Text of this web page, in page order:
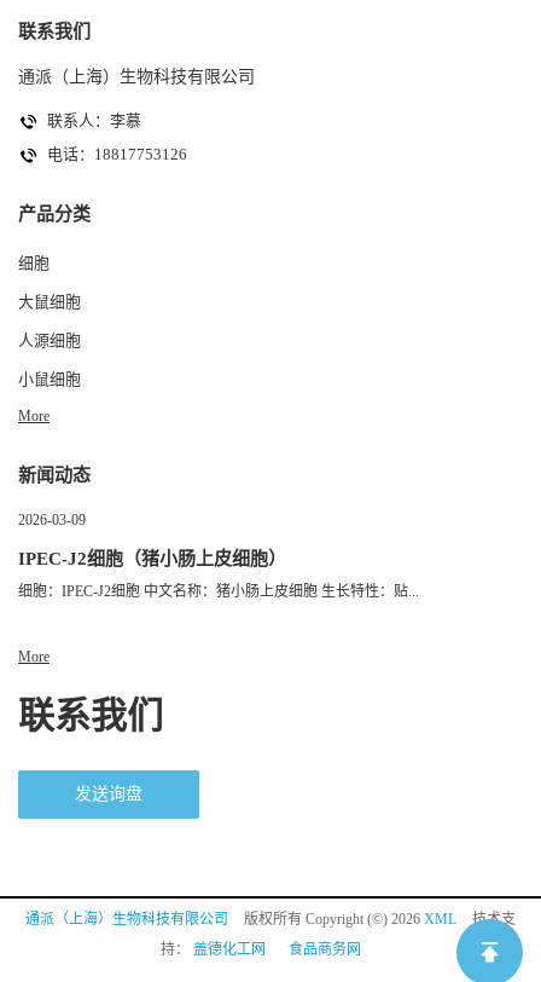
联系我们
通派（上海）生物科技有限公司
联系人：李慕
电话：18817753126
产品分类
细胞
大鼠细胞
人源细胞
小鼠细胞
More
新闻动态
2026-03-09
IPEC-J2细胞（猪小肠上皮细胞）
细胞：IPEC-J2细胞 中文名称：猪小肠上皮细胞 生长特性：贴...
More
联系我们
发送询盘
通派（上海）生物科技有限公司 版权所有 Copyright (©) 2026 XML
技术支
持： 盖德化工网 食品商务网